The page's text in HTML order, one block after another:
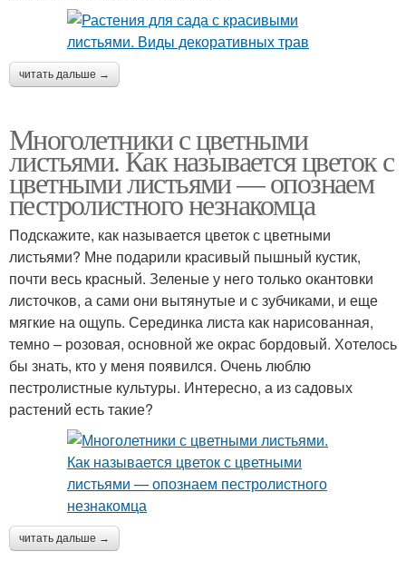
Растение с бело-
зелеными листьями
читать дальше →
Многолетники с цветными
листьями. Как называется цветок с
цветными листьями — опознаем
пестролистного незнакомца
Подскажите, как называется цветок с цветными
листьями? Мне подарили красивый пышный кустик,
почти весь красный. Зеленые у него только окантовки
листочков, а сами они вытянутые и с зубчиками, и еще
мягкие на ощупь. Серединка листа как нарисованная,
темно – розовая, основной же окрас бордовый. Хотелось
бы знать, кто у меня появился. Очень люблю
пестролистные культуры. Интересно, а из садовых
растений есть такие?
читать дальше →